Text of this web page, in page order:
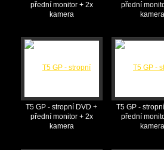
přední monitor + 2x
kamera
přední
kamera
T5 GP - stropní DVD +
přední monitor + 2x
kamera
T5 GP -
přední
kamera